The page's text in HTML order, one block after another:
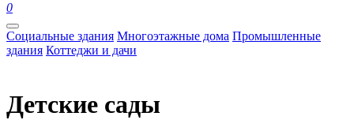
0
Социальные здания Многоэтажные дома Промышленные
здания Коттеджи и дачи
Детские сады